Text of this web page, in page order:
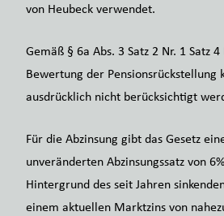
von Heubeck verwendet.
Gemäß § 6a Abs. 3 Satz 2 Nr. 1 Satz
Bewertung der Pensionsrückstellung
ausdrücklich nicht berücksichtigt
Für die Abzinsung gibt das Gesetz
unveränderten Abzinsungssatz von
Hintergrund des seit Jahren
einem aktuellen Marktzins von